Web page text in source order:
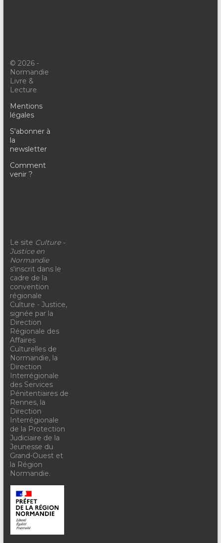
© 2026 -
Normandie
Livre &
Lecture
Mentions
légales
S'abonner à
la
newsletter
Comment
venir ?
Le site Culture -
Justice en
Normandie
s'inscrit dans le
cadre de la
convention
régionale
Culture - Justice,
signée par la
Direction
Régionale des
Affaires
Culturelles de
Normandie, la
Direction
Interrégionale
des Services
Pénitentiaires de
Rennes, la
Direction
Interrégionale
de la Protection
Judiciaire de la
Jeunesse du
Grand-Ouest et
la Région
Normandie.